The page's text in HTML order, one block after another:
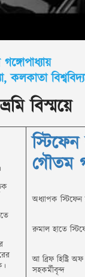
কলকাতা
বিস্ময়ে
স্টিফেন
গৌতম
অধ্যাপক স্টিফেন
রুমাল হাতে
আ ব্রিফ হিষ্ট্রি
সহকর্মীবৃন্দ